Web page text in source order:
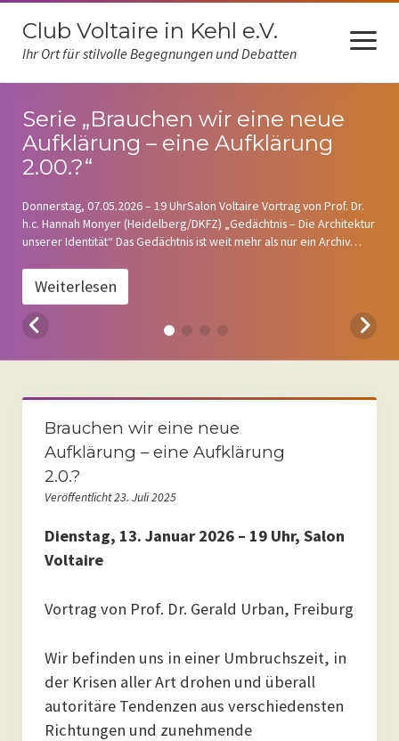
Club Voltaire in Kehl e.V.
Ihr Ort für stilvolle Begegnungen und Debatten
Menü
öffnen
Über uns
Unser Programm
Nachlese
Kunst im Salon
Kontakt und Anfahrt
Serie „Brauchen wir eine neue
Aufklärung – eine Aufklärung
2.00.?“
Donnerstag, 07.05.2026 – 19 UhrSalon Voltaire Vortrag von Prof. Dr.
h.c. Hannah Monyer (Heidelberg/DKFZ) „Gedächtnis – Die Architektur
unserer Identität“ Das Gedächtnis ist weit mehr als nur ein Archiv
und…
Weiterlesen
Brauchen wir eine neue
Aufklärung – eine Aufklärung
2.0.?
Veröffentlicht 23. Juli 2025
Dienstag, 13. Januar 2026 – 19 Uhr, Salon
Voltaire
Vortrag von Prof. Dr. Gerald Urban, Freiburg
Wir befinden uns in einer Umbruchszeit, in
der Krisen aller Art drohen und überall
autoritäre Tendenzen aus verschiedensten
Richtungen und zunehmende